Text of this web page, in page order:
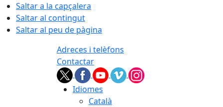
Saltar a la capçalera
Saltar al contingut
Saltar al peu de pàgina
Adreces i telèfons
Contactar
Idiomes
Català